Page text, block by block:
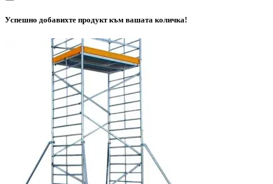
Успешно добавихте продукт към вашата количка!